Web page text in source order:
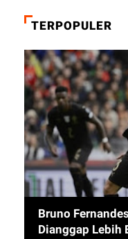
TERPOPULER
Bruno
Dianggap Lebih